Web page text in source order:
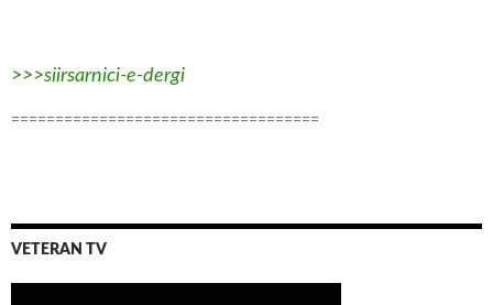
>>>siirsarnici-e-dergi
===================================
VETERAN TV